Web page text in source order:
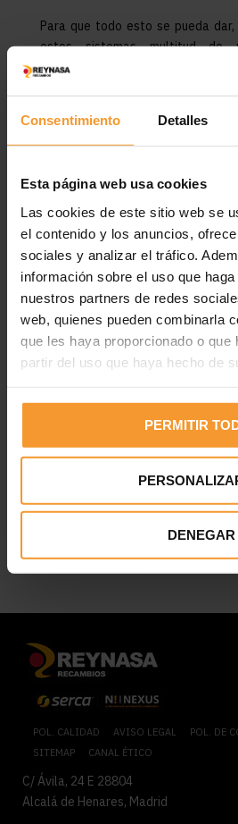
Consentimiento Detalles
Esta página web usa cookies
Las cookies de este sitio web se
el contenido y los anuncios,
sociales y analizar el tráfico.
información sobre el uso que
nuestros partners de redes
web, quienes pueden combinarla
que les haya proporcionado o que
partir del uso que haya hecho de
PERMITIR
DENEGAR
Para que todo esto se pueda
estos sistemas multitud de
actuadores que mandan la
Nuestra gama de productos
Bombas de inyección
Inyectores common rail e
Centralitas de gestión
Tratamiento de gases de
CATÁLOGO DE PRODUCTOS
POL. CALIDAD AVISO LEGAL POL. DE
SITEMAP
CANAL ÉTICO
C/ Ávila, 24 E 28804
Alcalá de Henares, Madrid